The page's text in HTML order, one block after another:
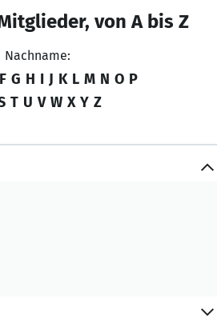
von A bis Z
Nachname:
F G H I J K L M N O P
T U V W X Y Z